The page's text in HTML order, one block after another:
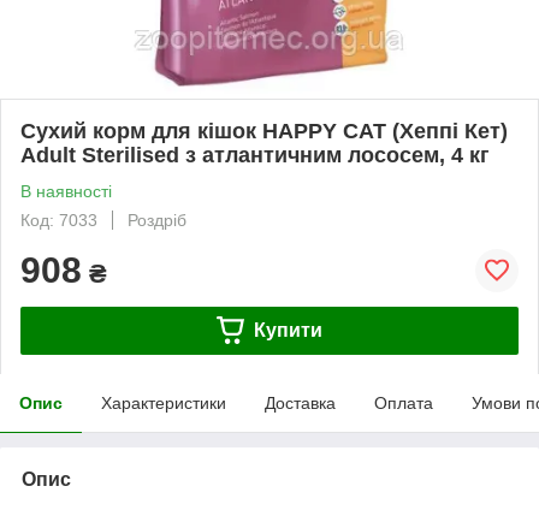
Сухий корм для кішок HAPPY CAT (Хеппі Кет)
Adult Sterilised з атлантичним лососем, 4 кг
В наявності
Код: 7033
Роздріб
908 ₴
Купити
Опис Характеристики Доставка Оплата Умови
Опис